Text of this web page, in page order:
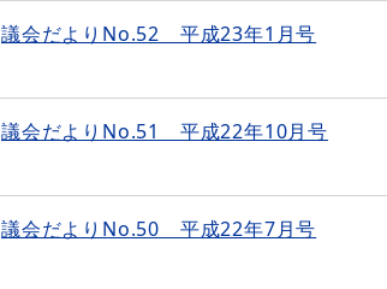
議会だよりNo.52 平成23年1月号
議会だよりNo.51 平成22年10月号
議会だよりNo.50 平成22年7月号